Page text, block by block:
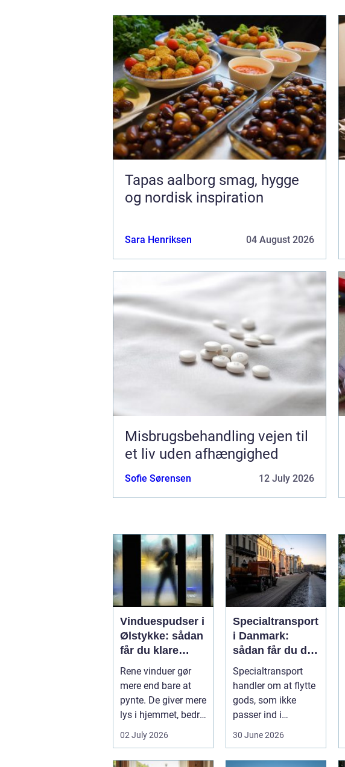
Tapas aalborg smag, hygge
og nordisk inspiration
Sara Henriksen 04 August 2026
Misbrugsbehandling vejen til
et liv uden afhængighed
Sofie Sørensen 12 July 2026
Vinduespudser i
Ølstykke: sådan
får du klare
ruder året rundt
Rene vinduer gør
mere end bare at
pynte. De giver mere
lys i hjemmet, bedre
udsigt og et p&ae...
02 July 2026
Specialtransport
i Danmark:
sådan får du dit
gods sikkert
frem
Specialtransport
handler om at flytte
gods, som ikke
passer ind i
godstransp...
30 June 2026